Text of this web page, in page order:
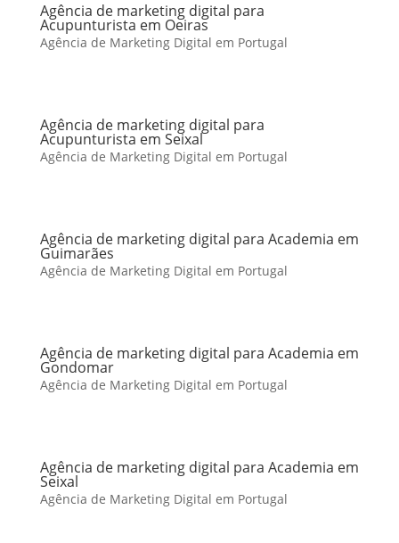
Agência de marketing digital para
Acupunturista em Oeiras
Agência de Marketing Digital em Portugal
Agência de marketing digital para
Acupunturista em Seixal
Agência de Marketing Digital em Portugal
Agência de marketing digital para Academia em
Guimarães
Agência de Marketing Digital em Portugal
Agência de marketing digital para Academia em
Gondomar
Agência de Marketing Digital em Portugal
Agência de marketing digital para Academia em
Seixal
Agência de Marketing Digital em Portugal